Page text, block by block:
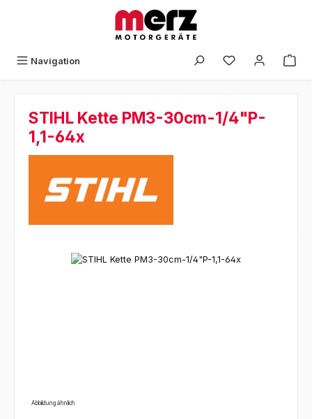
Navigation
STIHL Kette PM3-30cm-1/4"P-
1,1-64x
Bildergalerie überspringen
Abbildung ähnlich